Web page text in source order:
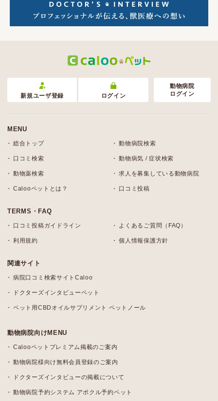
新規ユーザ登録 ログイン
動物病院
ログイン
MENU
総合トップ 動物病院検索
口コミ検索 動物病気 / 症状検索
動物薬検索 求人を募集している動物病院
Calooペットとは？ 口コミ投稿
TERMS・FAQ
口コミ投稿ガイドライン よくあるご質問（FAQ）
利用規約 個人情報保護方針
関連サイト
病院口コミ検索サイトCaloo
ドクターズインタビューペット
ペット用CBDオイルサプリメント ペットノール
動物病院向けMENU
Calooペットプレミアム掲載のご案内
動物病院様向け無料会員登録のご案内
ドクターズインタビューの掲載について
動物病院予約システム アポクル予約ペット